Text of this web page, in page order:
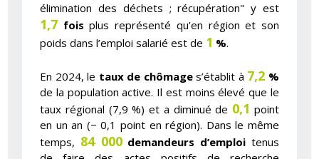
élimination des déchets ; récupération" y est
1,7 fois plus représenté qu’en région et son
poids dans l’emploi salarié est de 1 %.
En 2024, le taux de chômages’établit à 7,2 %
de la population active. Il est moins élevé que le
taux régional (7,9 %) et a diminué de 0,1 point
en un an (− 0,1 point en région). Dans le même
temps, 84 000 demandeurs d’emploi tenus